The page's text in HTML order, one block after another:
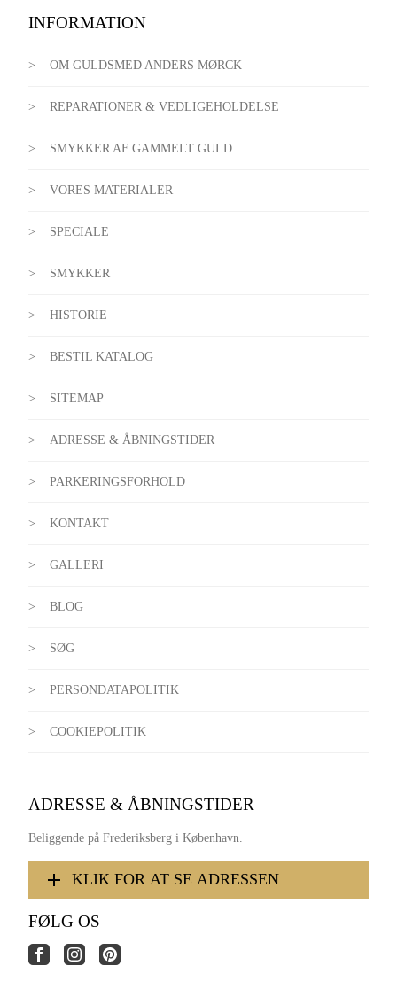
INFORMATION
OM GULDSMED ANDERS MØRCK
REPARATIONER & VEDLIGEHOLDELSE
SMYKKER AF GAMMELT GULD
VORES MATERIALER
SPECIALE
SMYKKER
HISTORIE
BESTIL KATALOG
SITEMAP
ADRESSE & ÅBNINGSTIDER
PARKERINGSFORHOLD
KONTAKT
GALLERI
BLOG
SØG
PERSONDATAPOLITIK
COOKIEPOLITIK
ADRESSE & ÅBNINGSTIDER
Beliggende på Frederiksberg i København.
KLIK FOR AT SE ADRESSEN
FØLG OS